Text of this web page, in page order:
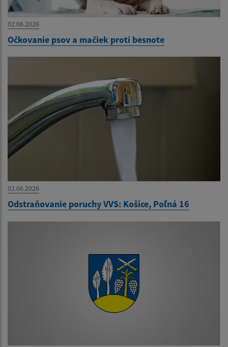
02.06.2026
Očkovanie psov a mačiek proti besnote
02.06.2026
Odstraňovanie poruchy VVS: Košice, Poľná 16